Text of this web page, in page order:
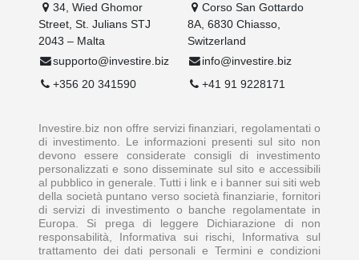
34, Wied Ghomor
Street, St. Julians STJ
2043 – Malta
supporto@investire.biz
+356 20 341590
Corso San Gottardo
8A, 6830 Chiasso,
Switzerland
info@investire.biz
+41 91 9228171
Investire.biz non offre servizi finanziari, regolamentati o
di investimento. Le informazioni presenti sul sito non
devono essere considerate consigli di investimento
personalizzati e sono disseminate sul sito e accessibili
al pubblico in generale. Tutti i link e i banner sui siti web
della società puntano verso società finanziarie, fornitori
di servizi di investimento o banche regolamentate in
Europa. Si prega di leggere Dichiarazione di non
responsabilità, Informativa sui rischi, Informativa sul
trattamento dei dati personali e Termini e condizioni